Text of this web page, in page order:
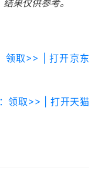
果仅供参考。
领取>> | 打开京东
领取>> | 打开天猫